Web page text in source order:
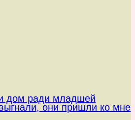
дом ради младшей
они пришли ко мне